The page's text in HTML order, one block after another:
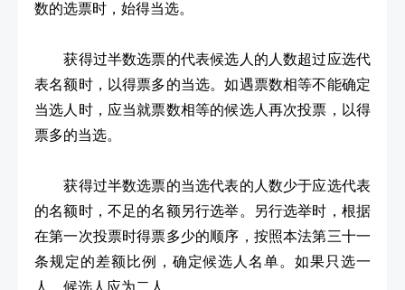
数的选票时，始得当选。
获得过半数选票的代表候选人的人数超过应选代
表名额时，以得票多的当选。如遇票数相等不能确定
当选人时，应当就票数相等的候选人再次投票，以得
票多的当选。
获得过半数选票的当选代表的人数少于应选代表
的名额时，不足的名额另行选举。另行选举时，根据
在第一次投票时得票多少的顺序，按照本法第三十一
条规定的差额比例，确定候选人名单。如果只选一
人，候选人应为二人。